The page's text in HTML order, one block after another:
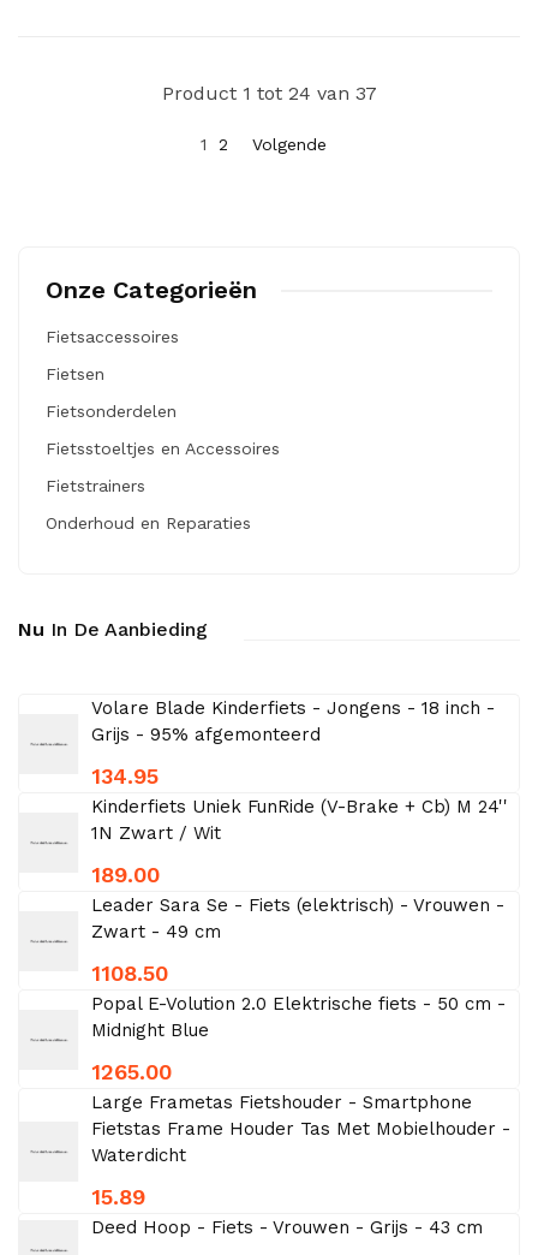
Product 1 tot 24 van 37
1 2 Volgende
Onze Categorieën
Fietsaccessoires
Fietsen
Fietsonderdelen
Fietsstoeltjes en Accessoires
Fietstrainers
Onderhoud en Reparaties
Nu In De Aanbieding
Volare Blade Kinderfiets - Jongens - 18 inch -
Grijs - 95% afgemonteerd
134.95
Kinderfiets Uniek FunRide (V-Brake + Cb) M 24''
1N Zwart / Wit
189.00
Leader Sara Se - Fiets (elektrisch) - Vrouwen -
Zwart - 49 cm
1108.50
Popal E-Volution 2.0 Elektrische fiets - 50 cm -
Midnight Blue
1265.00
Large Frametas Fietshouder - Smartphone
Fietstas Frame Houder Tas Met Mobielhouder -
Waterdicht
15.89
Deed Hoop - Fiets - Vrouwen - Grijs - 43 cm